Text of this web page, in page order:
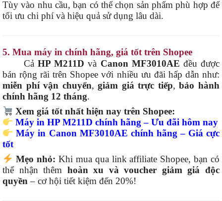
Tùy vào nhu cầu, bạn có thể chọn sản phẩm phù hợp để
tối ưu chi phí và hiệu quả sử dụng lâu dài.
5. Mua máy in chính hãng, giá tốt trên Shopee
CảHP M211D và Canon MF3010AE đều được
bán rộng rãi trên Shopee với nhiều ưu đãi hấp dẫn như:
miễn phí vận chuyển,giảm giá trực tiếp,bảo hành
chính hãng 12 tháng.
Xem giá tốt nhất hiện nay trên Shopee:
Máy in HP M211D chính hãng – Ưu đãi hôm nay
Máy in Canon MF3010AE chính hãng – Giá cực
tốt
Mẹo nhỏ: Khi mua qua link affiliate Shopee, bạn có
thể nhận thêm hoàn xu và voucher giảm giá độc
quyền – cơ hội tiết kiệm đến 20%!